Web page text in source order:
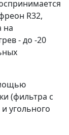
R32,
на
- до -20
(фильтра с
угольного